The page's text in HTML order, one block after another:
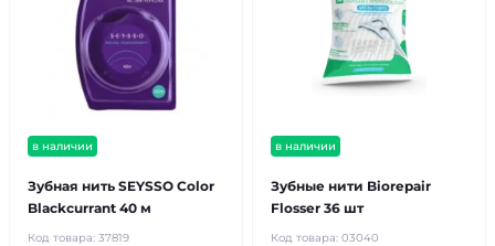
в наличии
Зубная нить SEYSSO Color
Blackcurrant 40 м
Код товара: 37819
в наличии
Зубные нити Biorepair
Flosser 36 шт
Код товара: 03040